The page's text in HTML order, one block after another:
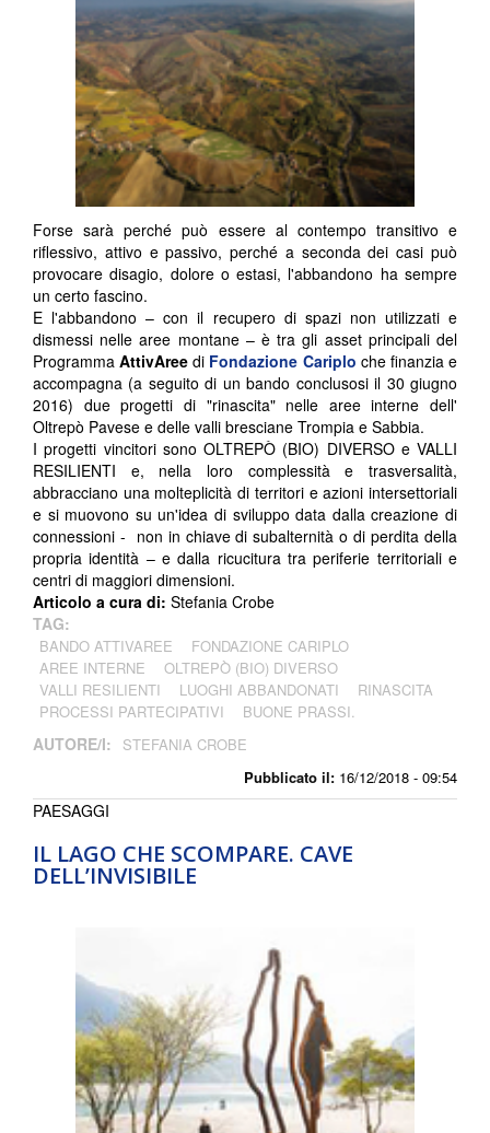
Pubblicato il: 16/12/2018 - 09:54
Forse sarà perché può essere al contempo transitivo e
riflessivo, attivo e passivo, perché a seconda dei casi può
provocare disagio, dolore o estasi, l'abbandono ha sempre
un certo fascino.
E l'abbandono – con il recupero di spazi non utilizzati e
dismessi nelle aree montane – è tra gli asset principali del
ProgrammaAttivAree di Fondazione Cariplo che finanzia e
accompagna (a seguito di un bando conclusosi il 30 giugno
2016) due progetti di "rinascita" nelle aree interne dell'
Oltrepò Pavese e delle valli bresciane Trompia e Sabbia.
I progetti vincitori sono OLTREPÒ (BIO) DIVERSO e VALLI
RESILIENTI e, nella loro complessità e trasversalità,
abbracciano una molteplicità di territori e azioni intersettoriali
e si muovono su un'idea di sviluppo data dalla creazione di
connessioni - non in chiave di subalternità o di perdita della
propria identità – e dalla ricucitura tra periferie territoriali e
centri di maggiori dimensioni.
Articolo a cura di: Stefania Crobe
TAG:
BANDO ATTIVAREE
FONDAZIONE CARIPLO
AREE INTERNE
OLTREPÒ (BIO) DIVERSO
VALLI RESILIENTI
LUOGHI ABBANDONATI
RINASCITA
PROCESSI PARTECIPATIVI
BUONE PRASSI.
AUTORE/I: STEFANIA CROBE
IL LAGO CHE SCOMPARE. CAVE
DELL’INVISIBILE
PAESAGGI